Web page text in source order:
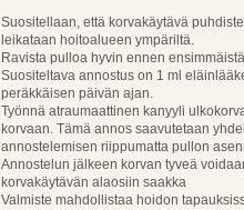
Suositellaan, että korvakäytävä
leikataan hoitoalueen ympäriltä.
Ravista pulloa hyvin ennen
Suositeltava annostus on 1 ml
peräkkäisen päivän ajan.
Työnnä atraumaattinen kanyyli
korvaan. Tämä annos saavutetaan
annostelemisen riippumatta pullon
Annostelun jälkeen korvan tyveä
korvakäytävän alaosiin saakka
Valmiste mahdollistaa hoidon